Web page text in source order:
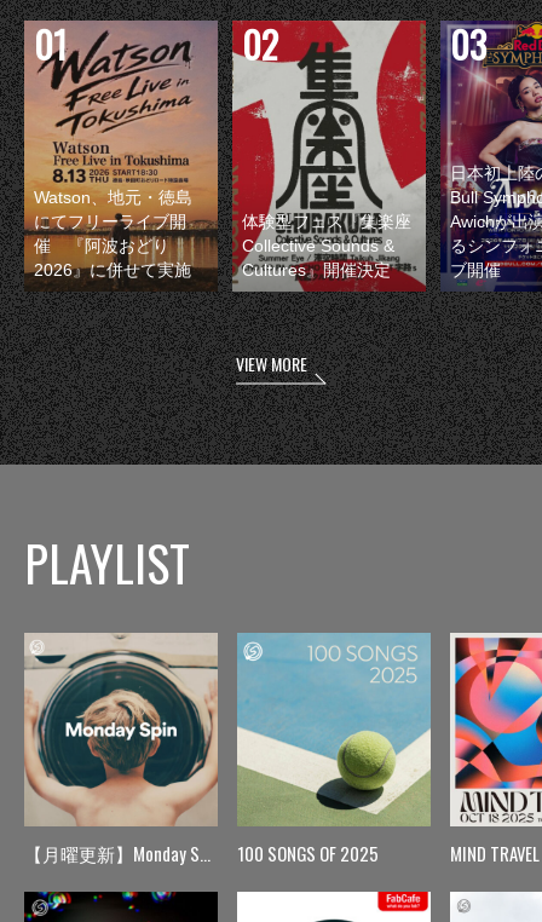
Watson、地元・徳島
にてフリーライブ開
催 『阿波おどり
2026』に併せて実施
体験型フェス『集楽座
Collective Sounds &
Cultures』開催決定
日本初上陸
Bull
Awichが出
るシンフォ
ブ開催
VIEW MORE
PLAYLIST
【月曜更新】Monday Spin 100 SONGS OF 2025 MIND TRAVEL